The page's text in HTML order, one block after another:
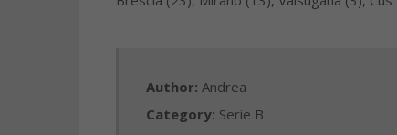
Author: Andrea
Category: Serie B